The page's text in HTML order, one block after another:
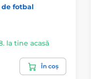
fotbal
la tine acasă
În coș